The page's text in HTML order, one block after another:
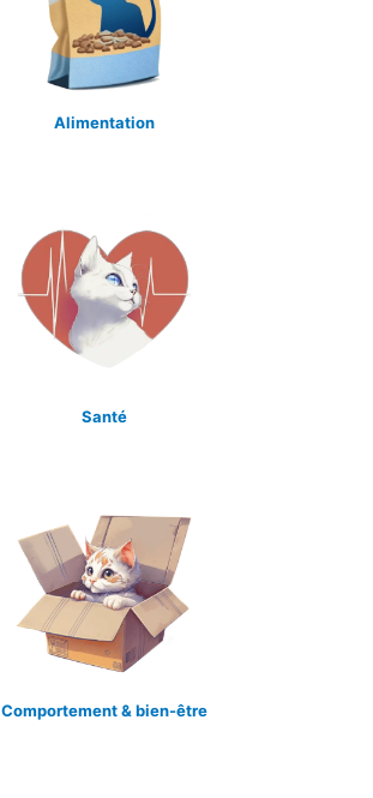
Alimentation
Santé
Comportement & bien-être